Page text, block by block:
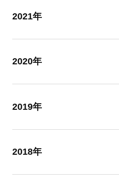
2021年
2020年
2019年
2018年